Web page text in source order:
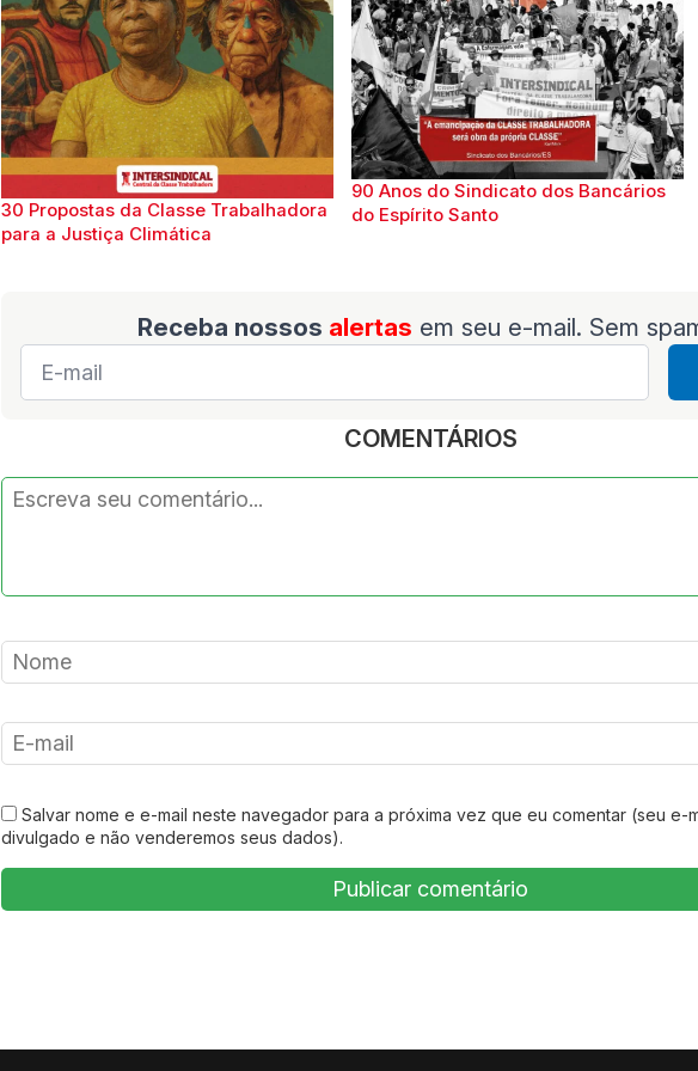
30 Propostas da Classe Trabalhadora
para a Justiça Climática
90 Anos do Sindicato dos Bancários
do Espírito Santo
Receba nossos alertas em seu e-mail. Sem
E-
mail
COMENTÁRIOS
Salvar nome e e-mail neste navegador para a próxima vez que eu comentar (seu e-
divulgado e não venderemos seus dados).